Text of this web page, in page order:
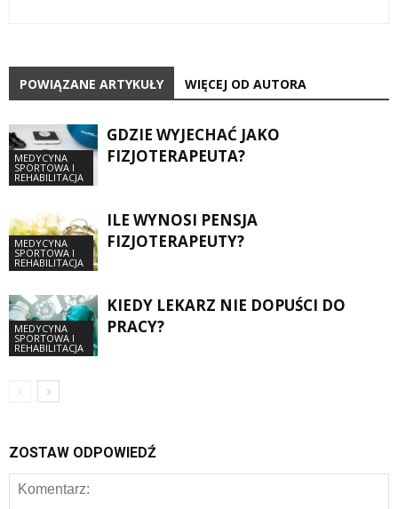
POWIĄZANE ARTYKUŁY WIĘCEJ OD AUTORA
MEDYCYNA
SPORTOWA I
REHABILITACJA
GDZIE WYJECHAĆ JAKO
FIZJOTERAPEUTA?
MEDYCYNA
SPORTOWA I
REHABILITACJA
ILE WYNOSI PENSJA
FIZJOTERAPEUTY?
MEDYCYNA
SPORTOWA I
REHABILITACJA
KIEDY LEKARZ NIE DOPUŚCI DO
PRACY?
ZOSTAW ODPOWIEDŹ